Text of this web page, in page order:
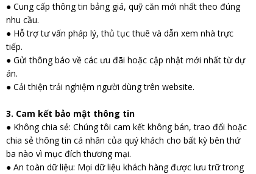
● Cung cấp thông tin bảng giá, quỹ căn mới nhất theo đúng
nhu cầu.
● Hỗ trợ tư vấn pháp lý, thủ tục thuê và dẫn xem nhà trực
tiếp.
● Gửi thông báo về các ưu đãi hoặc cập nhật mới nhất từ dự
án.
● Cải thiện trải nghiệm người dùng trên website.
3. Cam kết bảo mật thông tin
● Không chia sẻ: Chúng tôi cam kết không bán, trao đổi hoặc
chia sẻ thông tin cá nhân của quý khách cho bất kỳ bên thứ
ba nào vì mục đích thương mại.
● An toàn dữ liệu: Mọi dữ liệu khách hàng được lưu trữ trong